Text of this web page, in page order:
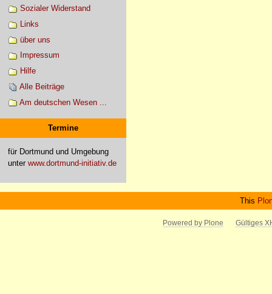
Sozialer Widerstand
Links
über uns
Impressum
Hilfe
Alle Beiträge
Am deutschen Wesen ...
Termine
für Dortmund und Umgebung
unter www.dortmund-initiativ.de
This
Powered by Plone Gültiges